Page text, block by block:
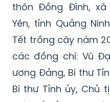
thôn Đồng Đình, xã
Yên, tỉnh Quảng
Tết trồng cây năm
các đồng chí: Vũ
ương Đảng, Bí thư
Bí thư Tỉnh ủy, Chủ